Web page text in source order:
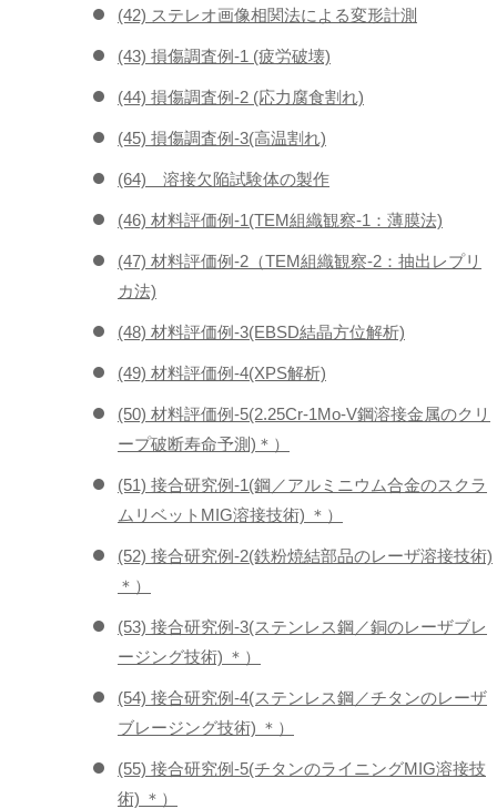
(42) ステレオ画像相関法による変形計測
(43) 損傷調査例-1 (疲労破壊)
(44) 損傷調査例-2 (応力腐食割れ)
(45) 損傷調査例-3(高温割れ)
(64) 溶接欠陥試験体の製作
(46) 材料評価例-1(TEM組織観察-1：薄膜法)
(47) 材料評価例-2（TEM組織観察-2：抽出レプリ
カ法)
(48) 材料評価例-3(EBSD結晶方位解析)
(49) 材料評価例-4(XPS解析)
(50) 材料評価例-5(2.25Cr-1Mo-V鋼溶接金属のクリ
ープ破断寿命予測)＊）
(51) 接合研究例-1(鋼／アルミニウム合金のスクラ
ムリベットMIG溶接技術) ＊）
(52) 接合研究例-2(鉄粉焼結部品のレーザ溶接技術)
＊）
(53) 接合研究例-3(ステンレス鋼／銅のレーザブレ
ージング技術) ＊）
(54) 接合研究例-4(ステンレス鋼／チタンのレーザ
ブレージング技術) ＊）
(55) 接合研究例-5(チタンのライニングMIG溶接技
術) ＊）